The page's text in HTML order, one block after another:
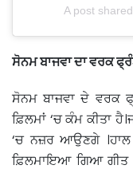
A post
ਸੋਨਮ ਬਾਜਵਾ ਦਾ ਵਰਕ
ਸੋਨਮ ਬਾਜਵਾ ਦੇ ਵਰਕ
ਫ਼ਿਲਮਾਂ ‘ਚ ਕੰਮ ਕੀਤਾ
‘ਚ ਨਜ਼ਰ ਆਉਣਗੇ ।ਹਾਲ
ਫ਼ਿਲਮਾਇਆ ਗਿਆ ਗੀਤ